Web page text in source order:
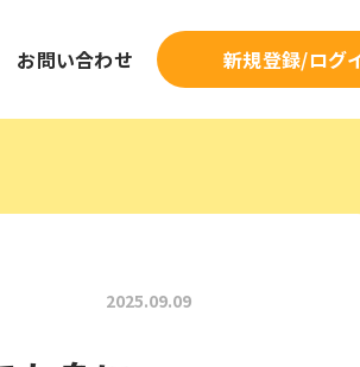
お問い合わせ 新規登録/ログ
2025.09.09